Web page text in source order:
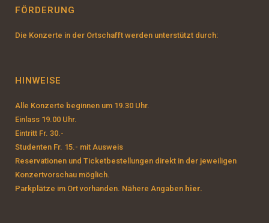
FÖRDERUNG
Die Konzerte in der Ortschafft werden unterstützt durch:
HINWEISE
Alle Konzerte beginnen um 19.30 Uhr.
Einlass 19.00 Uhr.
Eintritt Fr. 30.-
Studenten Fr. 15.- mit Ausweis
Reservationen und Ticketbestellungen direkt in der jeweiligen
Konzertvorschau möglich.
Parkplätze im Ort vorhanden. Nähere Angaben hier.